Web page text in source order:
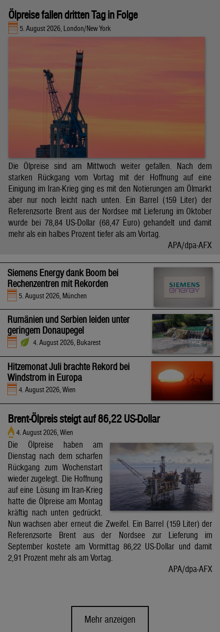
Ölpreise fallen dritten Tag in Folge
5. August 2026, London/New York
Die Ölpreise sind am Mittwoch weiter gefallen. Nach dem
starken Rückgang vom Vortag mit der Hoffnung auf eine
Einigung im Iran-Krieg ging es mit den Notierungen am Ölmarkt
aber nur noch leicht nach unten. Ein Barrel (159 Liter) der
Referenzsorte Brent aus der Nordsee mit Lieferung im Oktober
wurde bei 78,84 US-Dollar (68,47 Euro) gehandelt und damit
mehr als ein halbes Prozent tiefer als am Vortag.
APA/dpa-AFX
Siemens Energy dank Boom bei
Rechenzentren mit Rekorden
5. August 2026, München
Rumänien und Serbien leiden unter
geringem Donaupegel
4. August 2026, Bukarest
Hitzemonat Juli brachte Rekord bei
Windstrom in Europa
4. August 2026, Wien
Brent-Ölpreis steigt auf 86,22 US-Dollar
4. August 2026, Wien
Die Ölpreise haben am
Dienstag nach dem scharfen
Rückgang zum Wochenstart
wieder zugelegt. Die Hoffnung
auf eine Lösung im Iran-Krieg
hatte die Ölpreise am Montag
kräftig nach unten gedrückt.
Nun wachsen aber erneut die Zweifel. Ein Barrel (159 Liter) der
Referenzsorte Brent aus der Nordsee zur Lieferung im
September kostete am Vormittag 86,22 US-Dollar und damit
2,91 Prozent mehr als am Vortag.
APA/dpa-AFX
Mehr anzeigen